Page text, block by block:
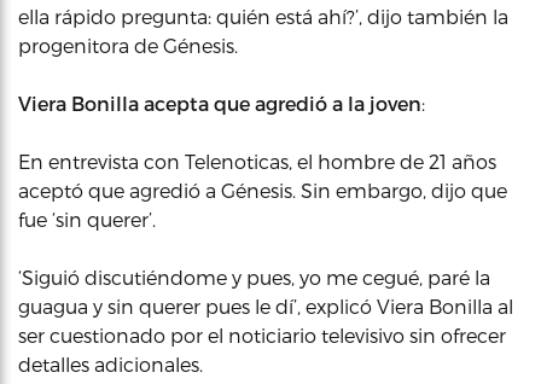
ella rápido pregunta: quién está ahí?’, dijo también la
progenitora de Génesis.
Viera Bonilla acepta que agredió a la joven:
En entrevista con Telenoticas, el hombre de 21 años
aceptó que agredió a Génesis. Sin embargo, dijo que
fue ‘sin querer’.
‘Siguió discutiéndome y pues, yo me cegué, paré la
guagua y sin querer pues le dí’, explicó Viera Bonilla al
ser cuestionado por el noticiario televisivo sin ofrecer
detalles adicionales.